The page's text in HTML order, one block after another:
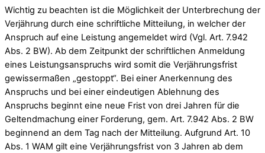
Wichtig zu beachten ist die Möglichkeit der Unterbrechung der
Verjährung durch eine schriftliche Mitteilung, in welcher der
Anspruch auf eine Leistung angemeldet wird (Vgl. Art. 7.942
Abs. 2 BW). Ab dem Zeitpunkt der schriftlichen Anmeldung
eines Leistungsanspruchs wird somit die Verjährungsfrist
gewissermaßen „gestoppt“. Bei einer Anerkennung des
Anspruchs und bei einer eindeutigen Ablehnung des
Anspruchs beginnt eine neue Frist von drei Jahren für die
Geltendmachung einer Forderung, gem. Art. 7.942 Abs. 2 BW
beginnend an dem Tag nach der Mitteilung. Aufgrund Art. 10
Abs. 1 WAM gilt eine Verjährungsfrist von 3 Jahren ab dem